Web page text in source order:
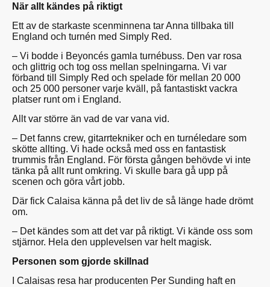
När allt kändes på riktigt
Ett av de starkaste scenminnena tar Anna tillbaka till
England och turnén med Simply Red.
– Vi bodde i Beyoncés gamla turnébuss. Den var rosa
och glittrig och tog oss mellan spelningarna. Vi var
förband till Simply Red och spelade för mellan 20 000
och 25 000 personer varje kväll, på fantastiskt vackra
platser runt om i England.
Allt var större än vad de var vana vid.
– Det fanns crew, gitarrtekniker och en turnéledare som
skötte allting. Vi hade också med oss en fantastisk
trummis från England. För första gången behövde vi inte
tänka på allt runt omkring. Vi skulle bara gå upp på
scenen och göra vårt jobb.
Där fick Calaisa känna på det liv de så länge hade drömt
om.
– Det kändes som att det var på riktigt. Vi kände oss som
stjärnor. Hela den upplevelsen var helt magisk.
Personen som gjorde skillnad
I Calaisas resa har producenten Per Sunding haft en